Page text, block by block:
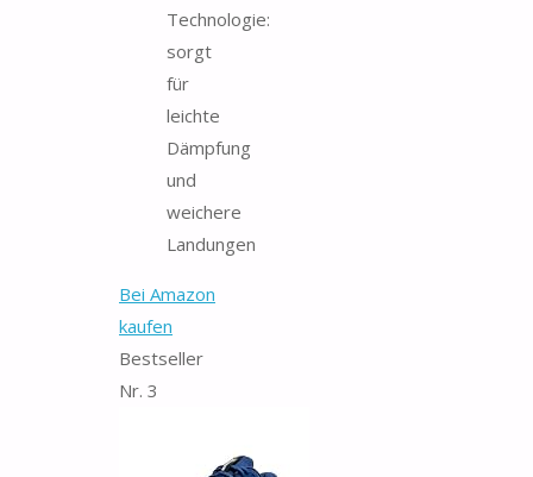
Technologie:
sorgt
für
leichte
Dämpfung
und
weichere
Landungen
Bei Amazon
kaufen
Bestseller
Nr. 3